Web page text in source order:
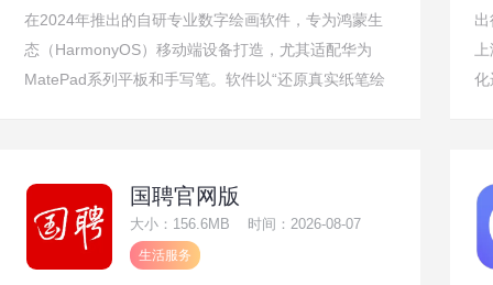
在2024年推出的自研专业数字绘画软件，专为鸿蒙生
态（HarmonyOS）移动端设备打造，尤其适配华为
MatePad系列平板和手写笔。软件以“还原真实纸笔绘
级绘画软件（如Photoshop、Procreate）的图层逻
辑，但针对触控操作进行了全面优化，同时深度整合华
为智慧互联能力——可与手机、PC协同，实现素材无
化
国聘官网版
大小：156.6MB 时间：2026-08-07
生活服务